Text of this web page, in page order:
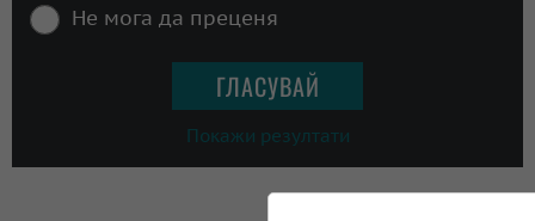
Не мога да преценя
Покажи резултати